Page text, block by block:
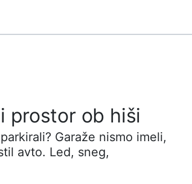
prostor ob hiši
Garaže nismo imeli,
avto. Led, sneg,